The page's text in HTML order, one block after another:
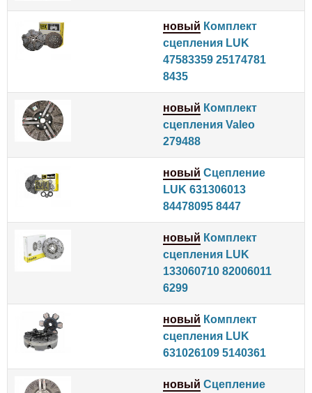
новый Комплект
сцепления LUK
47583359 25174781
8435
новый Комплект
сцепления Valeo
279488
новый Сцепление
LUK 631306013
84478095 8447
новый Комплект
сцепления LUK
133060710 82006011
6299
новый Комплект
сцепления LUK
631026109 5140361
новый Сцепление